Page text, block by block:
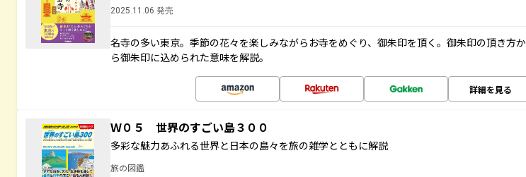
2025.11.06 発売
名寺の多い東京。季節の花々を楽しみながらお寺をめぐり、御朱印を頂く。御朱印の頂き方か
ら御朱印に込められた意味を解説。
詳細を見る
Ｗ０５ 世界のすごい島３００
多彩な魅力あふれる世界と日本の島々を旅の雑学とともに解説
旅の図鑑